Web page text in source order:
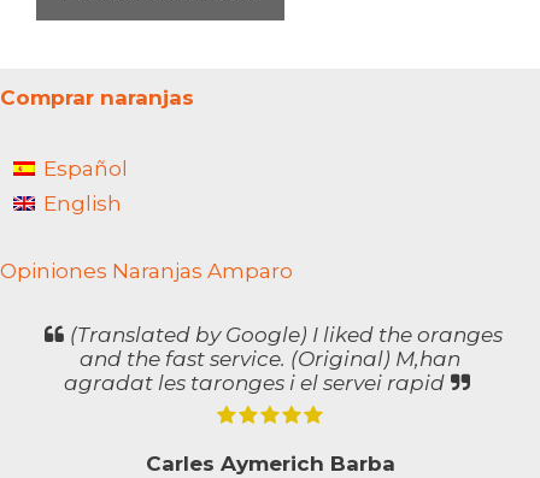
Comprar naranjas
Español
English
Opiniones Naranjas Amparo
(Translated by Google) I liked the oranges
and the fast service. (Original) M,han
agradat les taronges i el servei rapid
Carles Aymerich Barba